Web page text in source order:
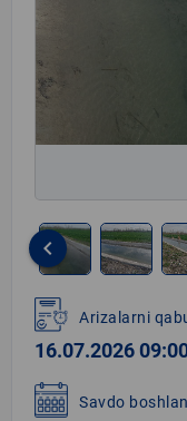
1
of
4
keyboard_arrow_left
Arizalarni
16.07.2026
Savdo